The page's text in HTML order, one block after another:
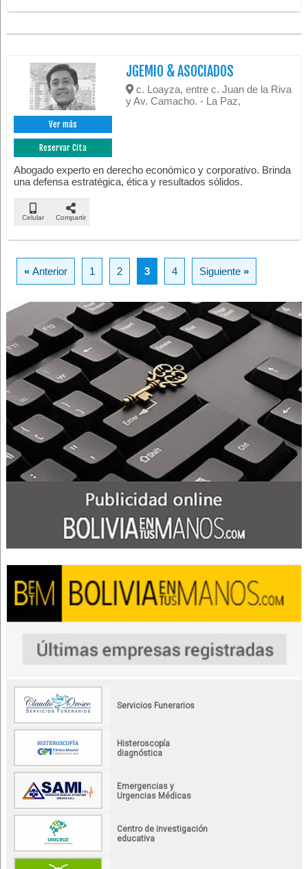
Ver más
Reservar Cita
JGEMIO & ASOCIADOS
c. Loayza, entre c. Juan de la Riva
y Av. Camacho. - La Paz,
Abogado experto en derecho económico y corporativo. Brinda
una defensa estratégica, ética y resultados sólidos.
Celular Compartir
«Anterior 1 2 3 4 Siguiente»
Servicios Funerarios
Histeroscopía
diagnóstica
Emergencias y
Urgencias Médicas
Centro de investigación
educativa